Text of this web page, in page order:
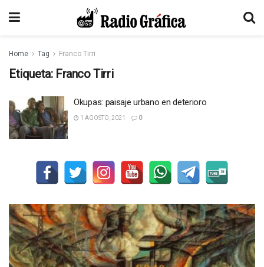
Home Tag Franco Tirri
Etiqueta: Franco Tirri
Okupas: paisaje urbano en deterioro
1 AGOSTO, 2021 0